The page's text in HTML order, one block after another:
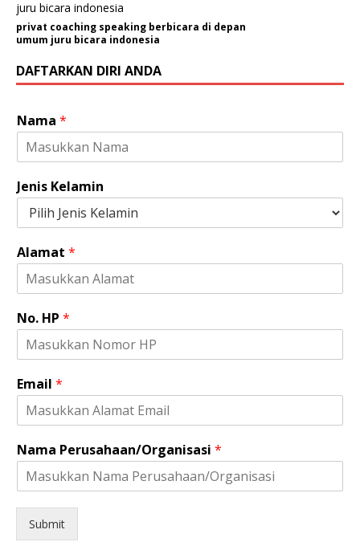
privat coaching speaking berbicara di depan
umum juru bicara indonesia
DAFTARKAN DIRI ANDA
Nama *
Jenis Kelamin
Alamat *
No. HP *
A
l
m
t
P
E
a
Email *
Nama Perusahaan/Organisasi *
Submit